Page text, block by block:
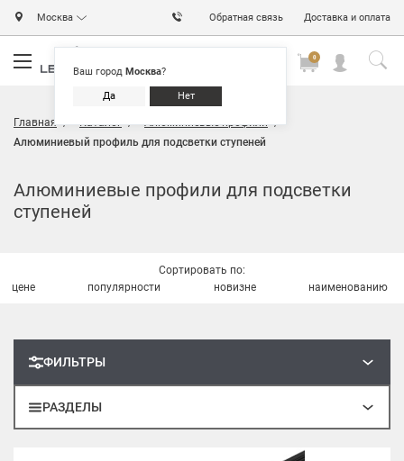
Москва
Ваш город Москва?
Да Нет
Обратная связь Доставка и оплата
0
Главная Каталог
Алюминиевые профили
Алюминиевый профиль для подсветки ступеней
Алюминиевые профили для подсветки
ступеней
РАЗДЕЛЫ
ФИЛЬТРЫ
Сортировать по:
цене
популярности новизне наименованию